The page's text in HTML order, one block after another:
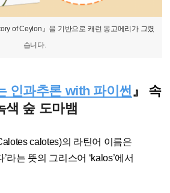
of Ceylon』을 기반으로 캐런 몽고메리가 그렸
습니다.
인과추론 with 파이썬』 속
색 숲 도마뱀
calotes)의 라틴어 이름은
’라는 뜻의 그리스어 ‘kalos’에서